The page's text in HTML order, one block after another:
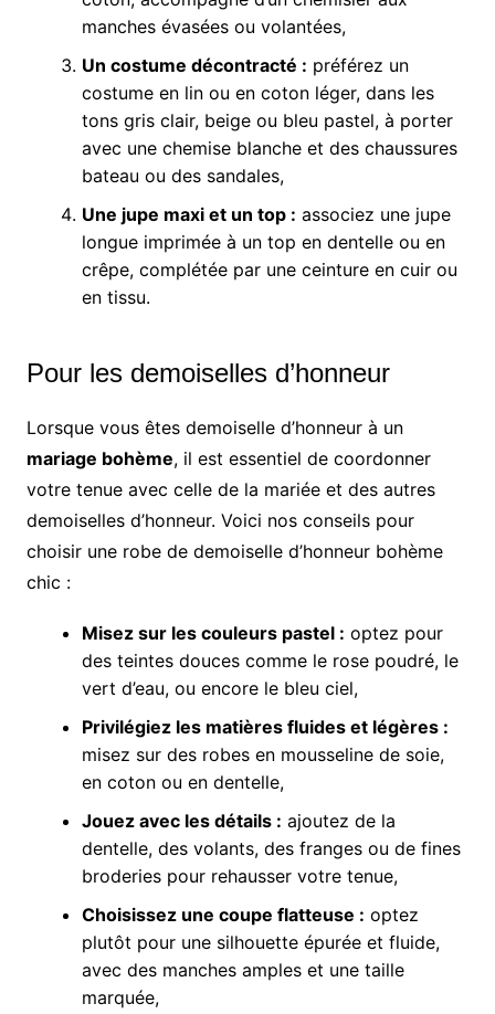
manches évasées ou volantées,
Un costume décontracté : préférez un
costume en lin ou en coton léger, dans les
tons gris clair, beige ou bleu pastel, à porter
avec une chemise blanche et des chaussures
bateau ou des sandales,
Une jupe maxi et un top : associez une jupe
longue imprimée à un top en dentelle ou en
crêpe, complétée par une ceinture en cuir ou
en tissu.
Pour les demoiselles d’honneur
Lorsque vous êtes demoiselle d’honneur à un
mariage bohème, il est essentiel de coordonner
votre tenue avec celle de la mariée et des autres
demoiselles d’honneur. Voici nos conseils pour
choisir une robe de demoiselle d’honneur bohème
chic :
Misez sur les couleurs pastel : optez pour
des teintes douces comme le rose poudré, le
vert d’eau, ou encore le bleu ciel,
Privilégiez les matières fluides et légères :
misez sur des robes en mousseline de soie,
en coton ou en dentelle,
Jouez avec les détails : ajoutez de la
dentelle, des volants, des franges ou de fines
broderies pour rehausser votre tenue,
Choisissez une coupe flatteuse : optez
plutôt pour une silhouette épurée et fluide,
avec des manches amples et une taille
marquée,